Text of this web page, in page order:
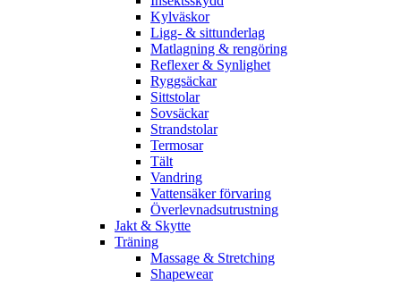
Kylväskor
Ligg- & sittunderlag
Matlagning & rengöring
Reflexer & Synlighet
Ryggsäckar
Sittstolar
Sovsäckar
Strandstolar
Termosar
Tält
Vandring
Vattensäker förvaring
Överlevnadsutrustning
Jakt & Skytte
Träning
Massage & Stretching
Shapewear